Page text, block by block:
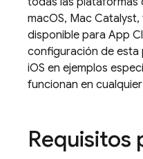
macOS, Mac
disponible para App
configuración de esta
iOS en ejemplos
funcionan en
Requisitos